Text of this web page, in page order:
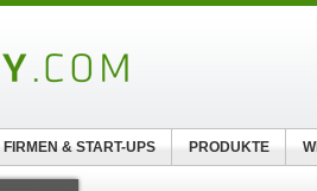
FIRMEN & START-UPS PRODUKTE